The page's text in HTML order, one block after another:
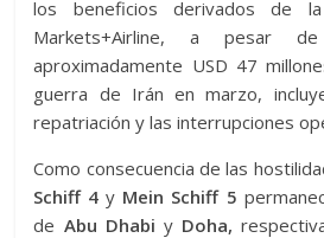
los beneficios derivados de
Markets+Airline, a pesar
aproximadamente USD 47
guerra de Irán en marzo,
repatriación y las interrupciones
Como consecuencia de las
Schiff 4 y Mein Schiff 5
de Abu Dhabi y Doha,